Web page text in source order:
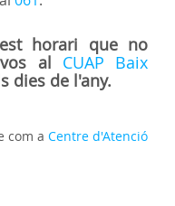
horari que no
al CUAP Baix
dies de l'any.
com a Centre d'Atenció